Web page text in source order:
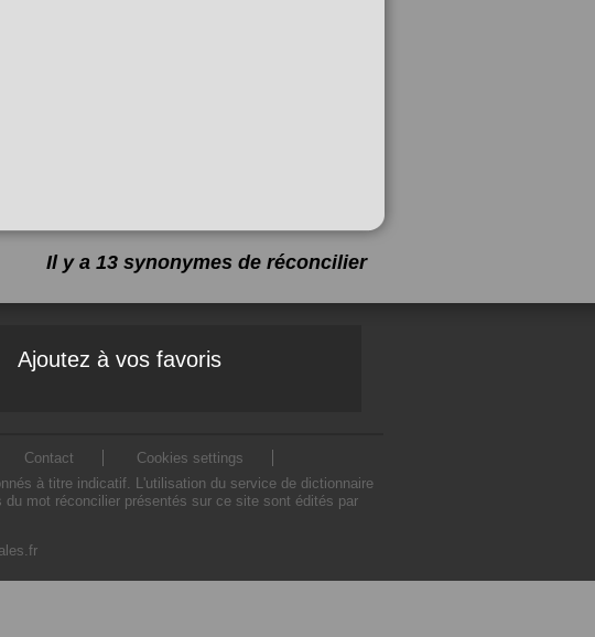
Il y a 13 synonymes de réconcilier
Ajoutez à vos favoris
Contact
Cookies settings
à titre indicatif. L'utilisation du service de dictionnaire
mot réconcilier présentés sur ce site sont édités par